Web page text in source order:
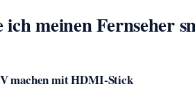
ich meinen Fernseher
machen mit HDMI-Stick